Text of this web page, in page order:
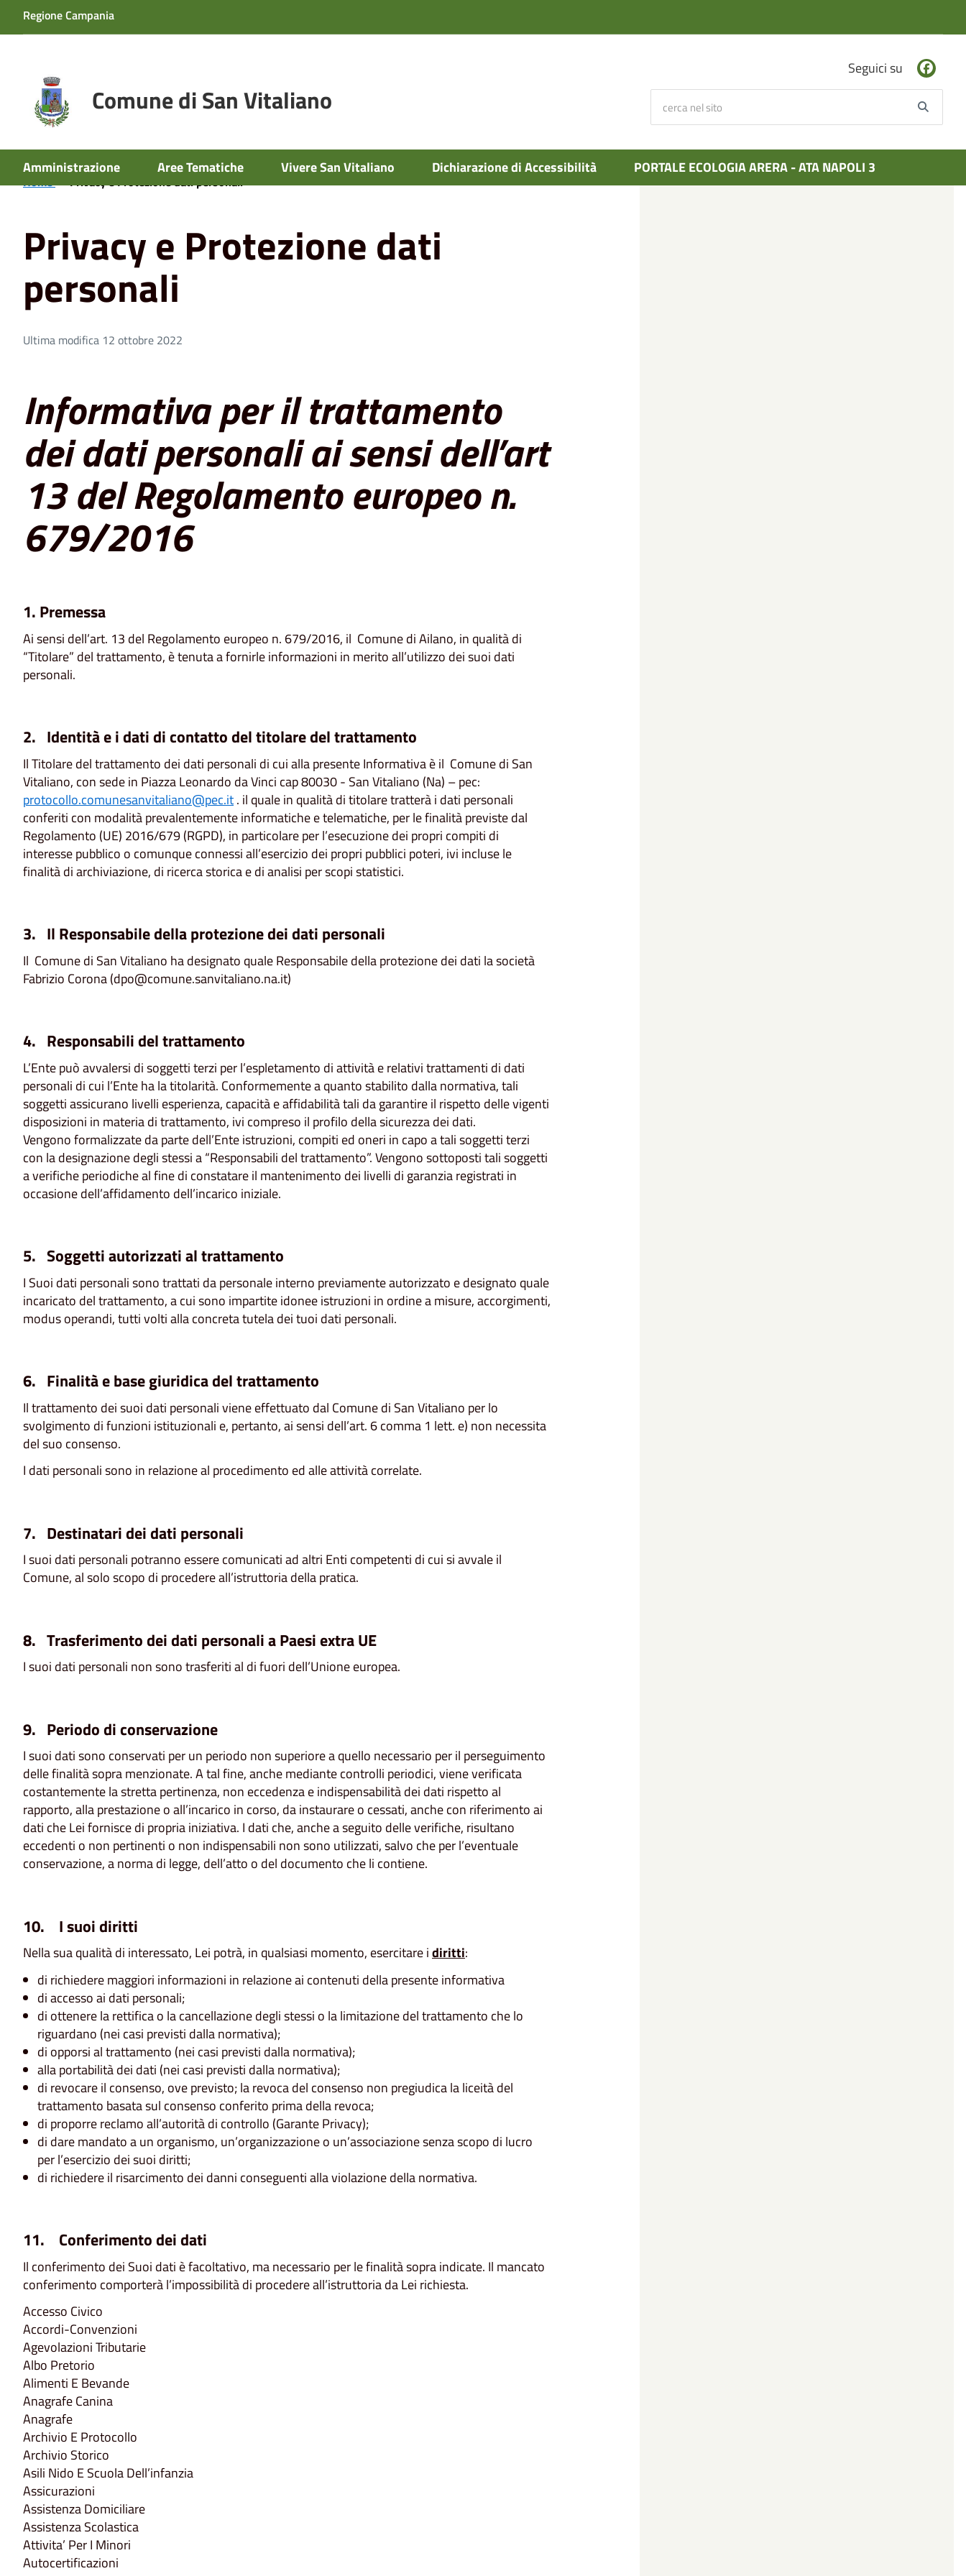
Regione Campania
Comune di San Vitaliano
Seguici su
Amministrazione Aree Tematiche Vivere San Vitaliano Dichiarazione di Accessibilità PORTALE ECOLOGIA ARERA - ATA NAPOLI 3
Home Privacy e Protezione dati personali
Privacy e Protezione dati
personali
Ultima modifica 12 ottobre 2022
Informativa per il trattamento
dei dati personali ai sensi dell’art
13 del Regolamento europeo n.
679/2016
1. Premessa
Ai sensi dell’art. 13 del Regolamento europeo n. 679/2016, il Comune di Ailano, in qualità di
“Titolare” del trattamento, è tenuta a fornirle informazioni in merito all’utilizzo dei suoi dati
personali.
2. Identità e i dati di contatto del titolare del trattamento
Il Titolare del trattamento dei dati personali di cui alla presente Informativa è il Comune di San
Vitaliano, con sede in Piazza Leonardo da Vinci cap 80030 - San Vitaliano (Na) – pec:
protocollo.comunesanvitaliano@pec.it. il quale in qualità di titolare tratterà i dati personali
conferiti con modalità prevalentemente informatiche e telematiche, per le finalità previste dal
Regolamento (UE) 2016/679 (RGPD), in particolare per l’esecuzione dei propri compiti di
interesse pubblico o comunque connessi all’esercizio dei propri pubblici poteri, ivi incluse le
finalità di archiviazione, di ricerca storica e di analisi per scopi statistici.
3. Il Responsabile della protezione dei dati personali
Il Comune di San Vitaliano ha designato quale Responsabile della protezione dei dati la società
Fabrizio Corona (dpo@comune.sanvitaliano.na.it)
4. Responsabili del trattamento
L’Ente può avvalersi di soggetti terzi per l’espletamento di attività e relativi trattamenti di dati
personali di cui l’Ente ha la titolarità. Conformemente a quanto stabilito dalla normativa, tali
soggetti assicurano livelli esperienza, capacità e affidabilità tali da garantire il rispetto delle vigenti
disposizioni in materia di trattamento, ivi compreso il profilo della sicurezza dei dati.
Vengono formalizzate da parte dell’Ente istruzioni, compiti ed oneri in capo a tali soggetti terzi
con la designazione degli stessi a “Responsabili del trattamento”. Vengono sottoposti tali soggetti
a verifiche periodiche al fine di constatare il mantenimento dei livelli di garanzia registrati in
occasione dell’affidamento dell’incarico iniziale.
5. Soggetti autorizzati al trattamento
I Suoi dati personali sono trattati da personale interno previamente autorizzato e designato quale
incaricato del trattamento, a cui sono impartite idonee istruzioni in ordine a misure, accorgimenti,
modus operandi, tutti volti alla concreta tutela dei tuoi dati personali.
6. Finalità e base giuridica del trattamento
Il trattamento dei suoi dati personali viene effettuato dal Comune di San Vitaliano per lo
svolgimento di funzioni istituzionali e, pertanto, ai sensi dell’art. 6 comma 1 lett. e) non necessita
del suo consenso.
I dati personali sono in relazione al procedimento ed alle attività correlate.
7. Destinatari dei dati personali
I suoi dati personali potranno essere comunicati ad altri Enti competenti di cui si avvale il
Comune, al solo scopo di procedere all’istruttoria della pratica.
8. Trasferimento dei dati personali a Paesi extra UE
I suoi dati personali non sono trasferiti al di fuori dell’Unione europea.
9. Periodo di conservazione
I suoi dati sono conservati per un periodo non superiore a quello necessario per il perseguimento
delle finalità sopra menzionate. A tal fine, anche mediante controlli periodici, viene verificata
costantemente la stretta pertinenza, non eccedenza e indispensabilità dei dati rispetto al
rapporto, alla prestazione o all’incarico in corso, da instaurare o cessati, anche con riferimento ai
dati che Lei fornisce di propria iniziativa. I dati che, anche a seguito delle verifiche, risultano
eccedenti o non pertinenti o non indispensabili non sono utilizzati, salvo che per l’eventuale
conservazione, a norma di legge, dell’atto o del documento che li contiene.
10. I suoi diritti
Nella sua qualità di interessato, Lei potrà, in qualsiasi momento, esercitare idiritti:
di richiedere maggiori informazioni in relazione ai contenuti della presente informativa
di accesso ai dati personali;
di ottenere la rettifica o la cancellazione degli stessi o la limitazione del trattamento che lo
riguardano (nei casi previsti dalla normativa);
di opporsi al trattamento (nei casi previsti dalla normativa);
alla portabilità dei dati (nei casi previsti dalla normativa);
di revocare il consenso, ove previsto; la revoca del consenso non pregiudica la liceità del
trattamento basata sul consenso conferito prima della revoca;
di proporre reclamo all’autorità di controllo (Garante Privacy);
di dare mandato a un organismo, un’organizzazione o un’associazione senza scopo di lucro
per l’esercizio dei suoi diritti;
di richiedere il risarcimento dei danni conseguenti alla violazione della normativa.
11. Conferimento dei dati
Il conferimento dei Suoi dati è facoltativo, ma necessario per le finalità sopra indicate. Il mancato
conferimento comporterà l’impossibilità di procedere all’istruttoria da Lei richiesta.
Accesso Civico
Accordi-Convenzioni
Agevolazioni Tributarie
Albo Pretorio
Alimenti E Bevande
Anagrafe Canina
Anagrafe
Archivio E Protocollo
Archivio Storico
Asili Nido E Scuola Dell’infanzia
Assicurazioni
Assistenza Domiciliare
Assistenza Scolastica
Attivita’ Per I Minori
Autocertificazioni